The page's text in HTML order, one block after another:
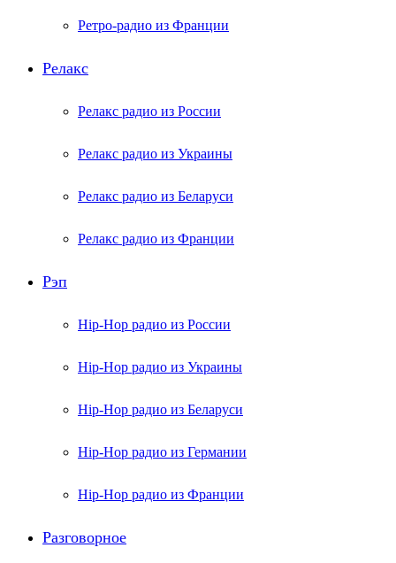
Ретро-радио из Франции
Релакс
Релакс радио из России
Релакс радио из Украины
Релакс радио из Беларуси
Релакс радио из Франции
Рэп
Hip-Hop радио из России
Hip-Hop радио из Украины
Hip-Hop радио из Беларуси
Hip-Hop радио из Германии
Hip-Hop радио из Франции
Разговорное